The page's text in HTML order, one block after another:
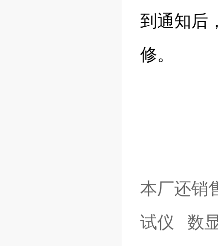
到通知后
修。
本厂还销
试仪
数